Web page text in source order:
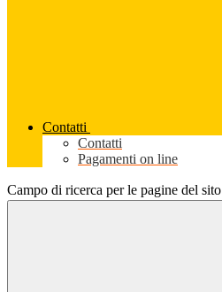
Contatti
Contatti
Pagamenti on line
Campo di ricerca per le pagine del sito